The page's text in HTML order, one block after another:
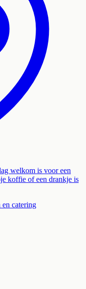
welkom is voor een
koffie of een drankje is
en catering